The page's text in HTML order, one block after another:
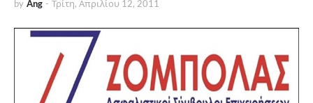
by Ang - Τρίτη, Απριλίου 12, 2011